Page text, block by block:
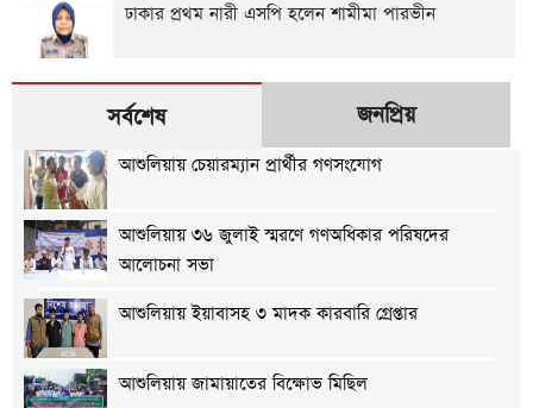
ঢাকার প্রথম নারী এসপি হলেন শামীমা পারভীন
সর্বশেষ জনপ্রিয়
আশুলিয়ায় চেয়ারম্যান প্রার্থীর গণসংযোগ
আশুলিয়ায় ৩৬ জুলাই স্মরণে গণঅধিকার পরিষদের
আলোচনা সভা
আশুলিয়ায় ইয়াবাসহ ৩ মাদক কারবারি গ্রেপ্তার
আশুলিয়ায় জামায়াতের বিক্ষোভ মিছিল